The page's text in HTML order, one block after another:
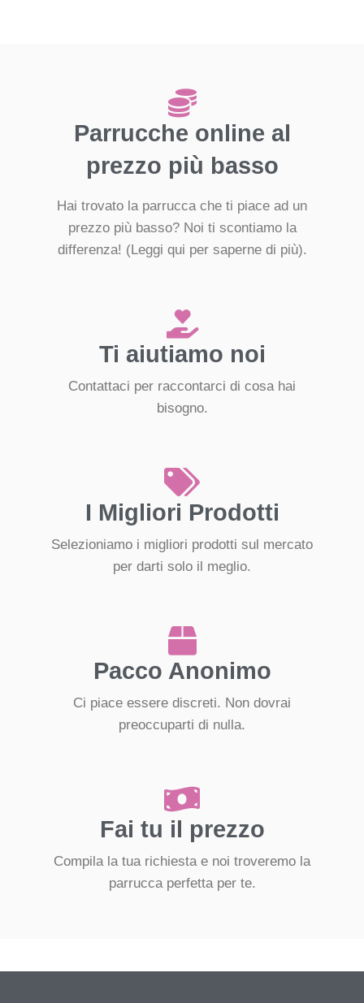
Parrucche online al
prezzo più basso
Hai trovato la parrucca che ti piace ad un
prezzo più basso? Noi ti scontiamo la
differenza! (Leggi qui per saperne di più).
Ti aiutiamo noi
Contattaci per raccontarci di cosa hai
bisogno.
I Migliori Prodotti
Selezioniamo i migliori prodotti sul mercato
per darti solo il meglio.
Pacco Anonimo
Ci piace essere discreti. Non dovrai
preoccuparti di nulla.
Fai tu il prezzo
Compila la tua richiesta e noi troveremo la
parrucca perfetta per te.